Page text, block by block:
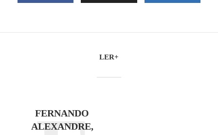
LER+
FERNANDO
ALEXANDRE,